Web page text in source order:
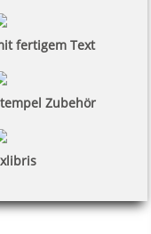
fertigem Text
Zubehör